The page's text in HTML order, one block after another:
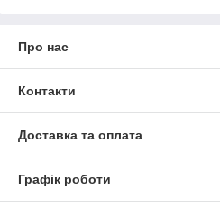
Про нас
Контакти
Доставка та оплата
Графік роботи